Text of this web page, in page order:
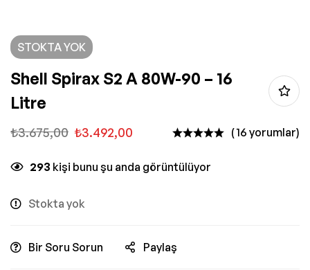
STOKTA YOK
Shell Spirax S2 A 80W-90 – 16
Litre
₺3.675,00 ₺3.492,00 ( 16 yorumlar)
293 kişi bunu şu anda görüntülüyor
Stokta yok
Bir Soru Sorun Paylaş